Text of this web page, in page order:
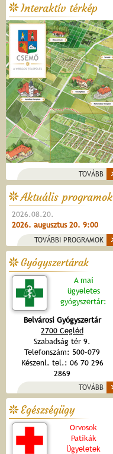
Interaktív térkép
TOVÁBB
Aktuális programok
2026.08.20.
2026. augusztus 20. 9:00
TOVÁBBI PROGRAMOK
Gyógyszertárak
A mai
ügyeletes
gyógyszertár:
Belvárosi Gyógyszertár
2700 Cegléd
Szabadság tér 9.
Telefonszám: 500-079
Készenl. tel.: 06 70 296
2869
TOVÁBB
Egészségügy
Orvosok
Patikák
Ügyeletek